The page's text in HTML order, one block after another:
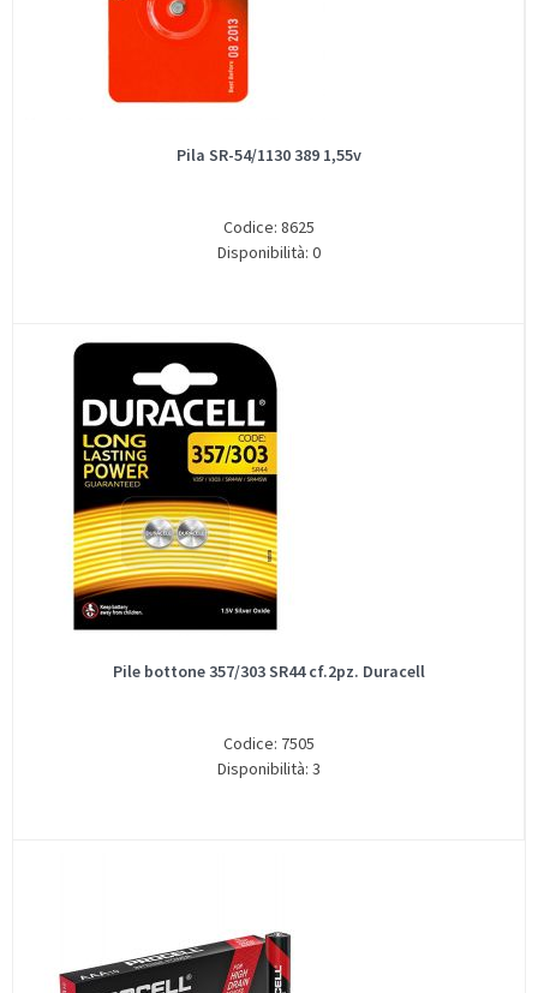
Pila SR-54/1130 389 1,55v
Codice: 8625
Disponibilità: 0
Pile bottone 357/303 SR44 cf.2pz. Duracell
Codice: 7505
Disponibilità: 3